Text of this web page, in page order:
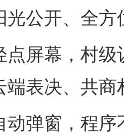
光公开、全
幕，村级
端表决、共商
窗，程序